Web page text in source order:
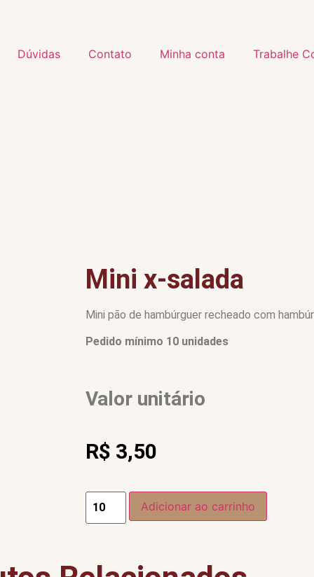
Dúvidas Contato Minha conta Trabalhe
Mini x-salada
Mini pão de hambúrguer recheado com
Pedido mínimo 10 unidades
Valor unitário
R$ 3,50
Adicionar ao carrinho